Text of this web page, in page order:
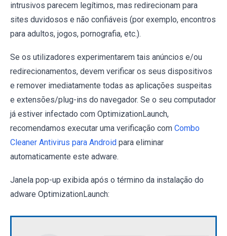
intrusivos parecem legítimos, mas redirecionam para
sites duvidosos e não confiáveis ​​(por exemplo, encontros
para adultos, jogos, pornografia, etc.).
Se os utilizadores experimentarem tais anúncios e/ou
redirecionamentos, devem verificar os seus dispositivos
e remover imediatamente todas as aplicações suspeitas
e extensões/plug-ins do navegador. Se o seu computador
já estiver infectado com OptimizationLaunch,
recomendamos executar uma verificação com Combo
Cleaner Antivirus para Android para eliminar
automaticamente este adware.
Janela pop-up exibida após o término da instalação do
adware OptimizationLaunch: